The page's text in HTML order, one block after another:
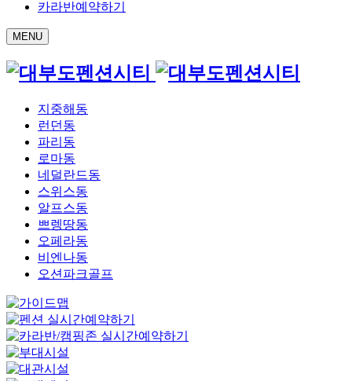
카라반예약하기
MENU
지중해동
런던동
파리동
로마동
네덜란드동
스위스동
알프스동
쁘렝땅동
오페라동
비엔나동
오션파크골프